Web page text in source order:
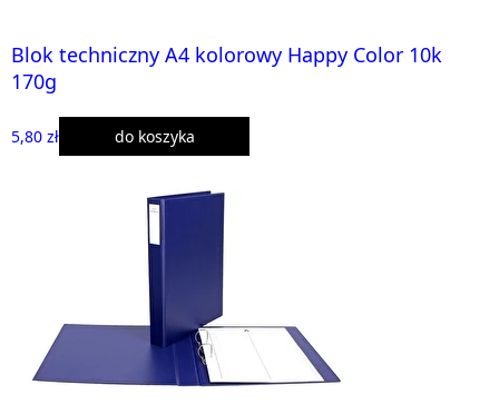
Blok techniczny A4 kolorowy Happy Color 10k
170g
5,80 zł do koszyka